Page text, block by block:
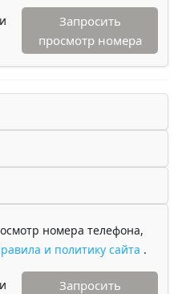
Запросить
просмотр номера
номера телефона,
и политику сайта .
Запросить